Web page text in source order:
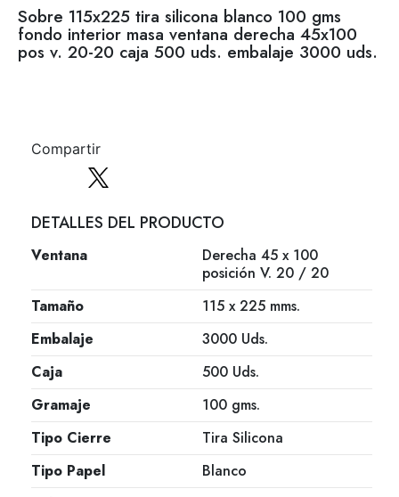
Sobre 115x225 tira silicona blanco 100 gms
fondo interior masa ventana derecha 45x100
pos v. 20-20 caja 500 uds. embalaje 3000 uds.
Compartir
DETALLES DEL PRODUCTO
Ventana
Derecha 45 x 100
posición V. 20 / 20
Tamaño
115 x 225 mms.
Embalaje
3000 Uds.
Caja
500 Uds.
Gramaje
100 gms.
Tipo Cierre
Tira Silicona
Tipo Papel
Blanco